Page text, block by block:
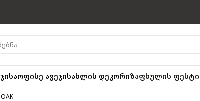
საოფისე ავეჯისახლის დეკორიზაფხულის